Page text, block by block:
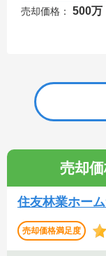
売却価格：
500万
売却
住友林業ホー
売却価格満足度